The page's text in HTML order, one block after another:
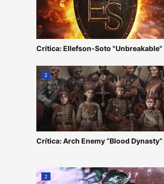
Crítica: Ellefson-Soto "Unbreakable"
2
Crítica: Arch Enemy “Blood Dynasty”
2